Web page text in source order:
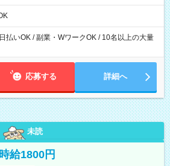
払いOK / 副業・WワークOK / 10名以上の大量
応募する 詳細へ
未読
給1800円